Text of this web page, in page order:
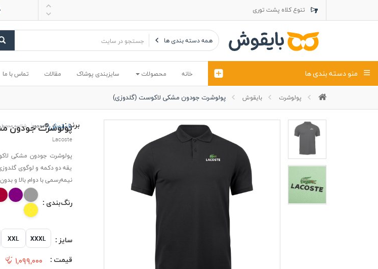
تنوع کلاه پشت توری
تنوع کلاه کتان
تنوع تراول ماک
همه دسته بندی ها
خانه محصولات سایزبندی پوشاک مقالات تماس با ما منو دسته بندی ها
پولوشرت آستین بلند
پولوشرت بایقوش پولوشرت جودون مشکی لاکوست (گلدوزی)
پولوشرت جودون
Lacoste
برند :بایقوش موجود شناسه
پولوشرت جودون مشکی
یقه دو دکمه و لوگوی
نیمه‌رسمی با دوام بالا و
رنگ‌بندی :
سایز : XXL XXXL
قیمت : ۱,۰۹۹,۰۰۰